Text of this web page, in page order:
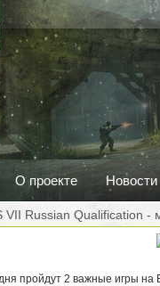
О проекте Новости
VII Russian Qualification
пройдут 2 важные игры на